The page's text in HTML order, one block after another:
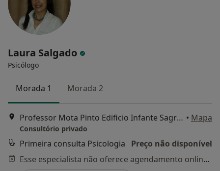
Laura Salgado
Psicólogo
Morada 1 Morada 2
Professor Mota Pinto Edificio Infante Sagres Bloco C4 2º Esquerdo, Cantanhede • Mapa
Consultório privado
Primeira consulta Psicologia
Preço não disponível
Esse especialista não oferece agendamento online para esse endereço.